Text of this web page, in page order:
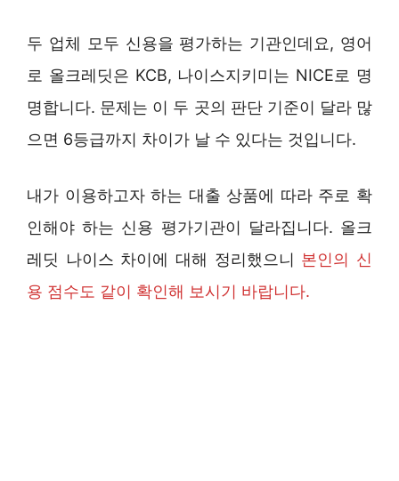
두 업체 모두 신용을 평가하는 기관인데요, 영어
로 올크레딧은 KCB, 나이스지키미는 NICE로 명
명합니다. 문제는 이 두 곳의 판단 기준이 달라 많
으면 6등급까지 차이가 날 수 있다는 것입니다.
내가 이용하고자 하는 대출 상품에 따라 주로 확
인해야 하는 신용 평가기관이 달라집니다. 올크
레딧 나이스 차이에 대해 정리했으니 본인의 신
용 점수도 같이 확인해 보시기 바랍니다.